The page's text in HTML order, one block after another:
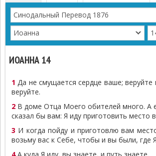
ИОАННА 14
1 Да не смущается сердце ваше;
веруйте.
2 В доме Отца Моего обителей много. А
сказал бы вам: Я иду приготовить место
3 И когда пойду и приготовлю вам
возьму вас к Себе, чтобы и вы были, где
4А куда Я иду, вы знаете, и путь знаете.